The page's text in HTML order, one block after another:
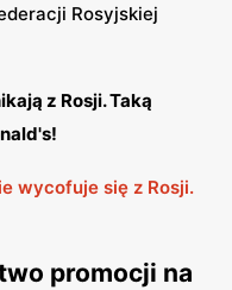
Rosyjskiej
z Rosji. Taką
wycofuje się z Rosji.
promocji na